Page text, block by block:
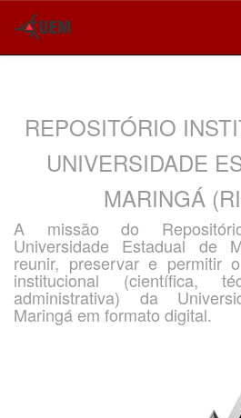
REPOSITÓRIO
UNIVERSIDADE
MARINGÁ
A missão do
Universidade Estadual de
reunir, preservar e permitir
institucional (científica,
administrativa) da
Maringá em formato digital.